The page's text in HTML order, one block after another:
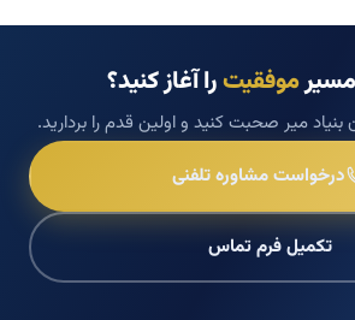
مسیرموفقیترا آغاز کنید؟
میر صحبت کنید و اولین قدم را بردارید.
درخواست مشاوره تلفنی
تکمیل فرم تماس